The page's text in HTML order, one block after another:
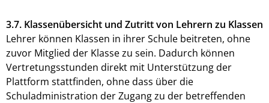
3.7. Klassenübersicht und Zutritt von Lehrern zu Klassen
Lehrer können Klassen in ihrer Schule beitreten, ohne
zuvor Mitglied der Klasse zu sein. Dadurch können
Vertretungsstunden direkt mit Unterstützung der
Plattform stattfinden, ohne dass über die
Schuladministration der Zugang zu der betreffenden